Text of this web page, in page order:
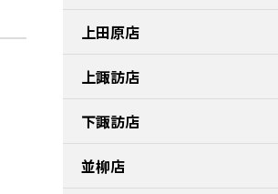
上田原店
上諏訪店
下諏訪店
並柳店